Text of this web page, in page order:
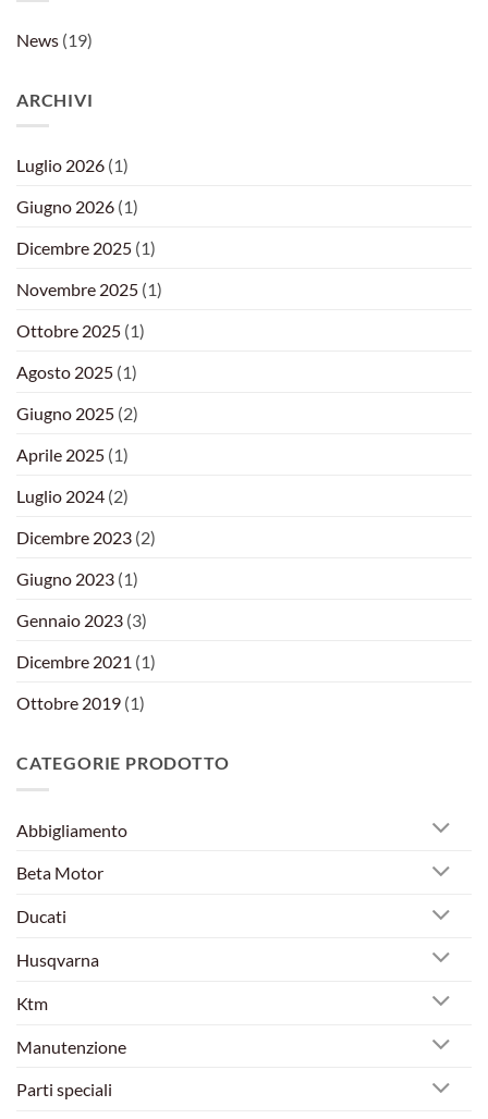
News (19)
ARCHIVI
Luglio 2026 (1)
Giugno 2026 (1)
Dicembre 2025 (1)
Novembre 2025 (1)
Ottobre 2025 (1)
Agosto 2025 (1)
Giugno 2025 (2)
Aprile 2025 (1)
Luglio 2024 (2)
Dicembre 2023 (2)
Giugno 2023 (1)
Gennaio 2023 (3)
Dicembre 2021 (1)
Ottobre 2019 (1)
CATEGORIE PRODOTTO
Abbigliamento
Beta Motor
Ducati
Husqvarna
Ktm
Manutenzione
Parti speciali